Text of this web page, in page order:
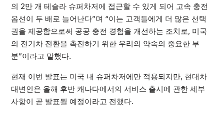
의 2만 개 테슬라 슈퍼차저에 접근할 수 있게 되어 고속 충전
옵션이 두 배로 늘어난다”며 “이는 고객들에게 더 많은 선택
권을 제공함으로써 공공 충전 경험을 개선하는 조치로, 미국
의 전기차 전환을 촉진하기 위한 우리의 약속의 중요한 부
분”이라고 말했다.
현재 이번 발표는 미국 내 슈퍼차저에만 적용되지만, 현대차
대변인은 올해 후반 캐나다에서의 서비스 출시에 관한 세부
사항이 곧 발표될 예정이라고 전했다.